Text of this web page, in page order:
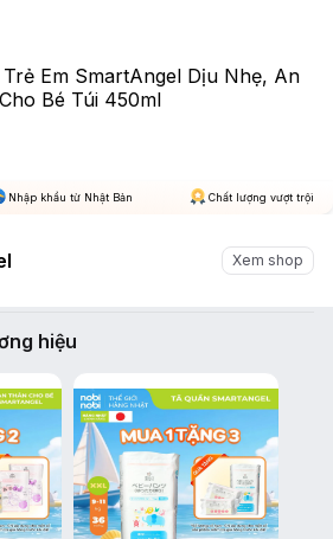
Em SmartAngel Dịu Nhẹ, An
Bé Túi 450ml
Nhập khẩu từ Nhật Bản Chất lượng vượt trội
Xem shop
hiệu